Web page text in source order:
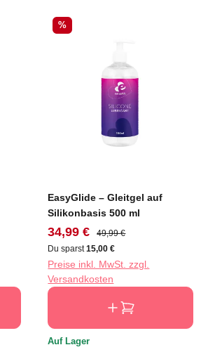
Rabatt
%
EasyGlide – Gleitgel auf
Silikonbasis 500 ml
Verkaufspreis:
34,99 € Regulärer Preis:
49,99 €
Du sparst15,00 €
Preise inkl. MwSt. zzgl.
Versandkosten
Auf Lager